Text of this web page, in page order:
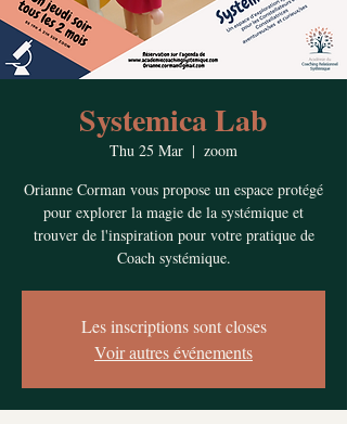
Systemica Lab
Thu 25 Mar
  |
zoom
Orianne Corman vous propose un espace protégé
pour explorer la magie de la systémique et
trouver de l'inspiration pour votre pratique de
Coach systémique.
Les inscriptions sont closes
Voir autres événements